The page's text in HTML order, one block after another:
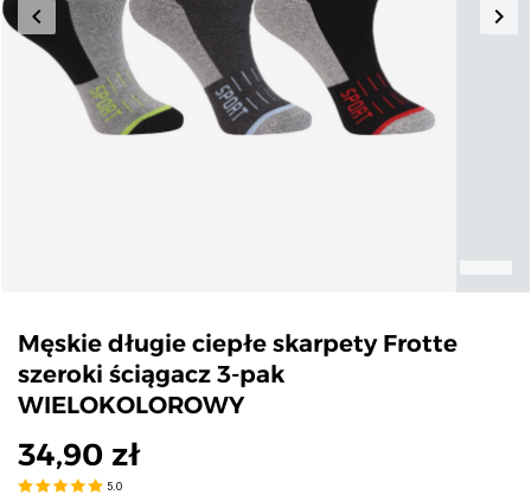
Poprzedni
keyboard_arrow_left keyboard_arrow_right
Męskie długie ciepłe skarpety Frotte
szeroki ściągacz 3-pak
WIELOKOLOROWY
34,90 zł
5.0